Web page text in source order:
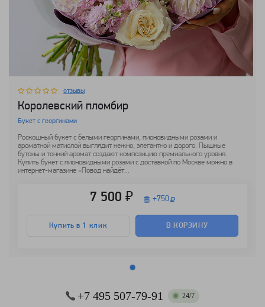
отзывы
Королевский пломбир
Букет с георгинами
Роскошный букет с белыми георгинами, пионовидными розами и
ароматной матиолой выглядит нежно, элегантно и дорого. Пышные
бутоны и тонкий аромат создают композицию премиального уровня.
Купить букет с пионовидными розами с доставкой по Москве можно в
интернет-магазине «Повод найдёт...
7 500 ₽ +750
Купить в 1 клик В КОРЗИНУ
+7 495 507-79-91 24/7